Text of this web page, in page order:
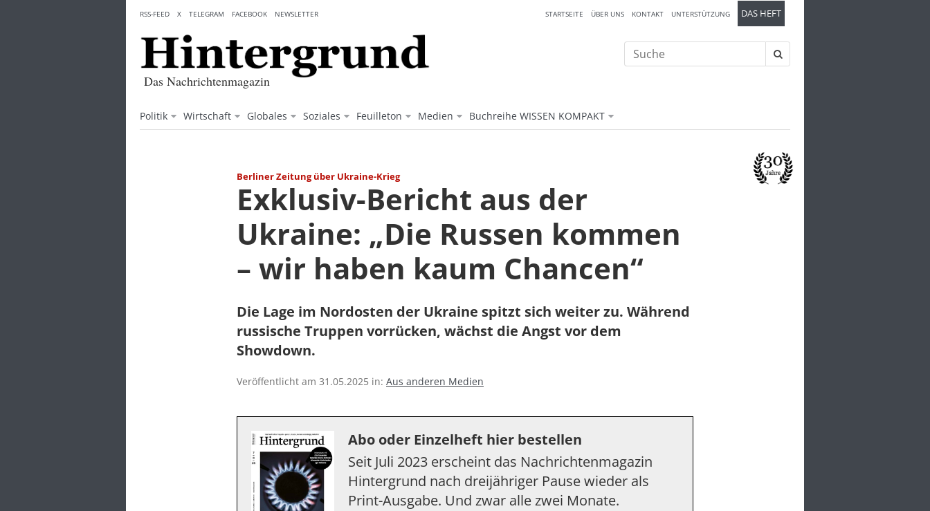
content
Das Nachrichtenmagazin
Politik Wirtschaft Globales Soziales Feuilleton Medien Buchreihe WISSEN KOMPAKT
STARTSEITE ÜBER UNS KONTAKT UNTERSTÜTZUNG DAS HEFT
RSS-FEED X TELEGRAM FACEBOOK NEWSLETTER
Suche
nach:
Berliner Zeitung über Ukraine-Krieg
Exklusiv-Bericht aus der
Ukraine: „Die Russen kommen
– wir haben kaum Chancen“
Die Lage im Nordosten der Ukraine spitzt sich weiter zu. Während
russische Truppen vorrücken, wächst die Angst vor dem
Showdown.
Veröffentlicht am 31.05.2025 in: Aus anderen Medien
Abo oder Einzelheft hier bestellen
Seit Juli 2023 erscheint das Nachrichtenmagazin
Hintergrund nach dreijähriger Pause wieder als
Print-Ausgabe. Und zwar alle zwei Monate.